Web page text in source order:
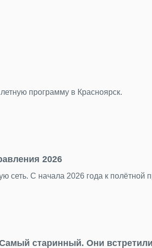
программу в Красноярск.
2026
сеть. С начала 2026 года к
старинный. Они